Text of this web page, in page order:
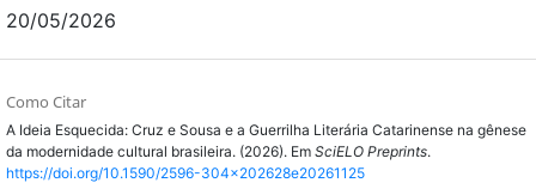
20/05/2026
Como Citar
A Ideia Esquecida: Cruz e Sousa e a Guerrilha Literária Catarinense na gênese
da modernidade cultural brasileira. (2026). Em SciELO Preprints.
https://doi.org/10.1590/2596-304x202628e20261125